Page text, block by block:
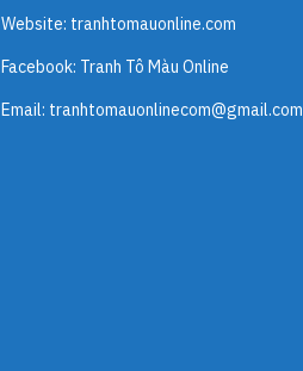
Website: tranhtomauonline.com
Facebook: Tranh Tô Màu Online
Email: tranhtomauonlinecom@gmail.com